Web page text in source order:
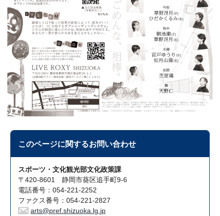
このページに関するお問い合わせ
スポーツ・文化観光部文化政策課
〒420-8601 静岡市葵区追手町9-6
電話番号：054-221-2252
ファクス番号：054-221-2827
arts@pref.shizuoka.lg.jp